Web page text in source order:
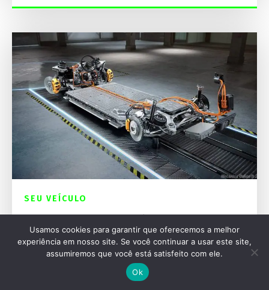
SEU VEÍCULO
veículos elétricos
Usamos cookies para garantir que oferecemos a melhor
experiência em nosso site. Se você continuar a usar este site,
assumiremos que você está satisfeito com ele.
Ok